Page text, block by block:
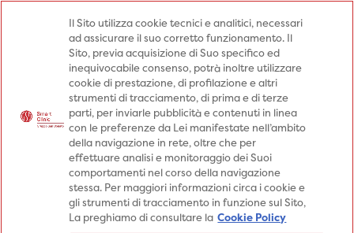
Prenota una visita
Prenota una visita
Specialità
Prestazioni
Patologie
Medici Punti prelievo
Specialità
Prestazioni
Patologie
Sedi
Percorsi
Informazioni
Il Sito utilizza cookie tecnici e analitici, necessari
ad assicurare il suo corretto funzionamento. Il
Sito, previa acquisizione di Suo specifico ed
inequivocabile consenso, potrà inoltre utilizzare
cookie di prestazione, di profilazione e altri
strumenti di tracciamento, di prima e di terze
parti, per inviarle pubblicità e contenuti in linea
con le preferenze da Lei manifestate nell’ambito
della navigazione in rete, oltre che per
effettuare analisi e monitoraggio dei Suoi
comportamenti nel corso della navigazione
stessa. Per maggiori informazioni circa i cookie e
gli strumenti di tracciamento in funzione sul Sito,
La preghiamo di consultare la Cookie Policy